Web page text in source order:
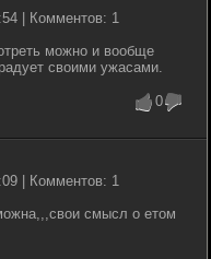
| Комментов: 1
можно и вообще
своими ужасами.
0
| Комментов: 1
смысл о етом